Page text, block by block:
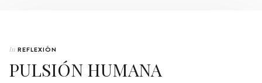
In REFLEXIÓN
PULSIÓN HUMANA